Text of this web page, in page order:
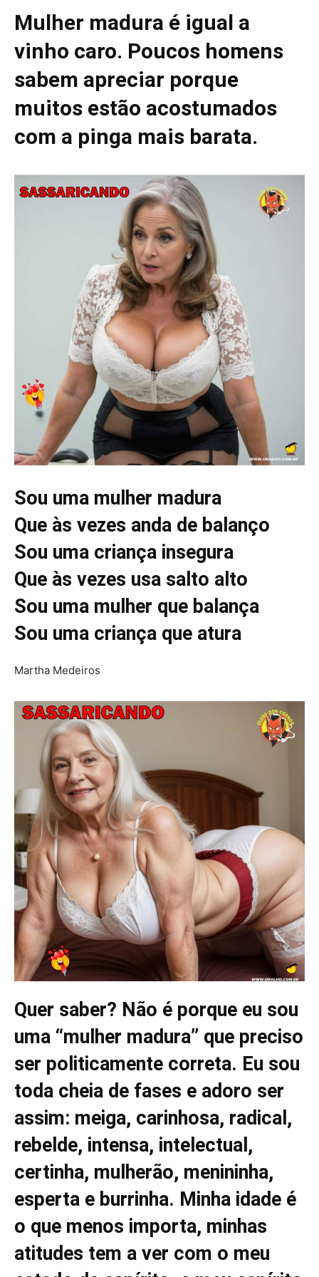
Mulher madura é igual a
vinho caro. Poucos homens
sabem apreciar porque
muitos estão acostumados
com a pinga mais barata.
Sou uma mulher madura
Que às vezes anda de balanço
Sou uma criança insegura
Que às vezes usa salto alto
Sou uma mulher que balança
Sou uma criança que atura
Martha Medeiros
Quer saber? Não é porque eu sou
uma “mulher madura” que preciso
ser politicamente correta. Eu sou
toda cheia de fases e adoro ser
assim: meiga, carinhosa, radical,
rebelde, intensa, intelectual,
certinha, mulherão, menininha,
esperta e burrinha. Minha idade é
o que menos importa, minhas
atitudes tem a ver com o meu